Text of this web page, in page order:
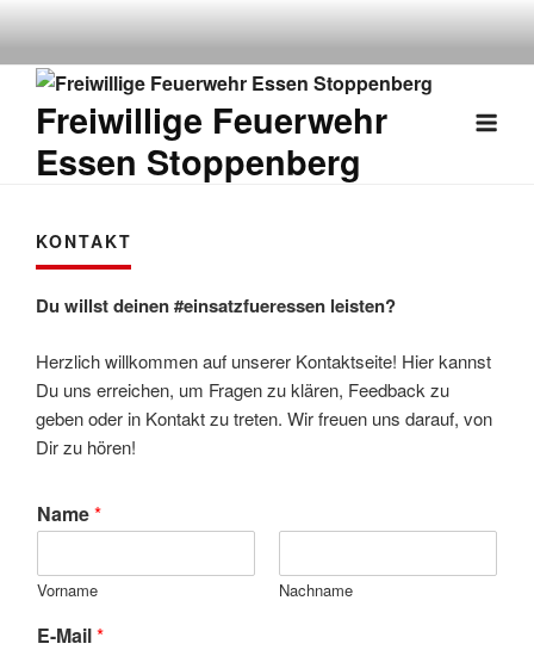
Inhalt
Freiwillige Feuerwehr
Essen Stoppenberg
KONTAKT
Du willst deinen #einsatzfueressen leisten?
Herzlich willkommen auf unserer Kontaktseite! Hier kannst
Du uns erreichen, um Fragen zu klären, Feedback zu
geben oder in Kontakt zu treten. Wir freuen uns darauf, von
Dir zu hören!
Name*
Vorname Nachname
E-Mail*